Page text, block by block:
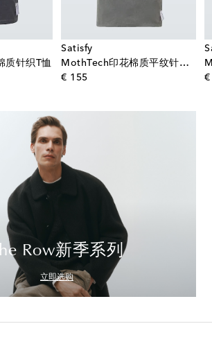
针织T恤
Satisfy
MothTech印花棉质平纹针织T恤
€ 155original price
€
Row新季系列
立即选购